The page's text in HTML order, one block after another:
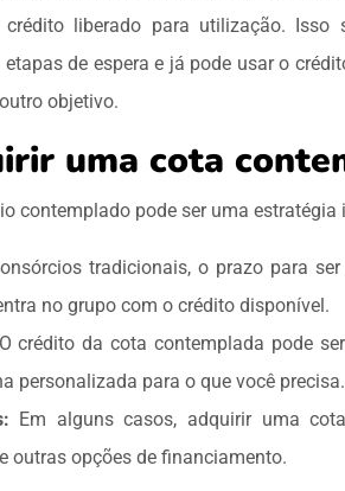
crédito liberado para utilização.
etapas de espera e já pode usar o
objetivo.
uma cota
contemplado pode ser uma estratégia
tradicionais, o prazo para
no grupo com o crédito disponível.
O crédito da cota contemplada pode
personalizada para o que você precisa.
Em alguns casos, adquirir uma
outras opções de financiamento.